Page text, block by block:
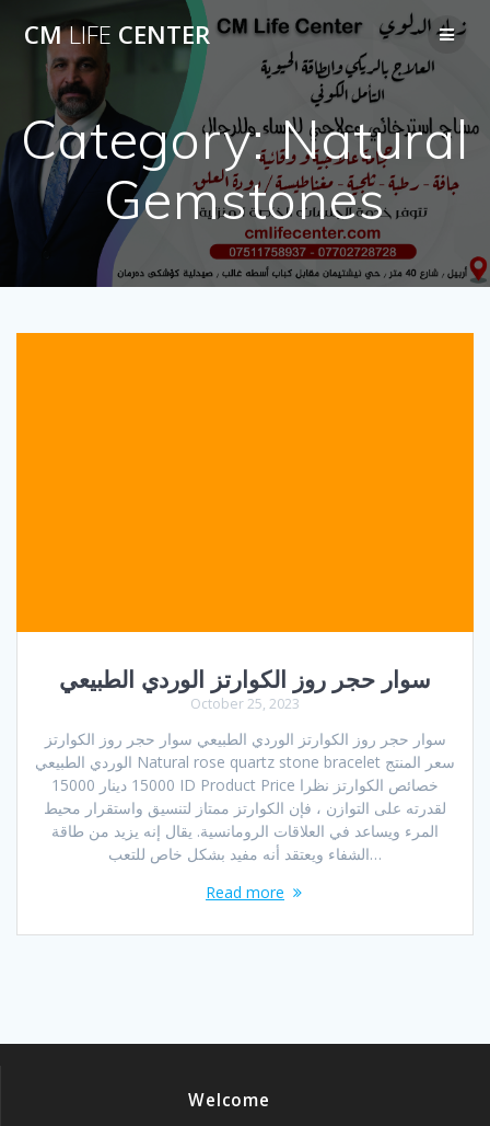
to
content
CMLIFE CENTER
Category:Natural
Gemstones
سوار حجر روز الكوارتز الوردي الطبيعي
October 25, 2023
سوار حجر روز الكوارتز الوردي الطبيعي سوار حجر روز الكوارتز
الوردي الطبيعي Natural rose quartz stone bracelet سعر المنتج
15000 دينار 15000 ID Product Price خصائص الكوارتز نظرا
لقدرته على التوازن ، فإن الكوارتز ممتاز لتنسيق واستقرار محيط
المرء ويساعد في العلاقات الرومانسية. يقال إنه يزيد من طاقة
الشفاء ويعتقد أنه مفيد بشكل خاص للتعب…
Read more
Welcome